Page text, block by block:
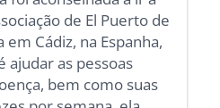
de El Puerto de
Cádiz, na Espanha,
ajudar as pessoas
bem como suas